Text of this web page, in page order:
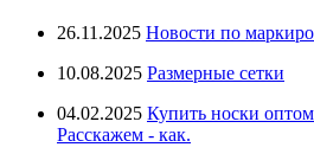
26.11.2025 Новости по
10.08.2025 Размерные сетки
04.02.2025 Купить носки
Расскажем - как.